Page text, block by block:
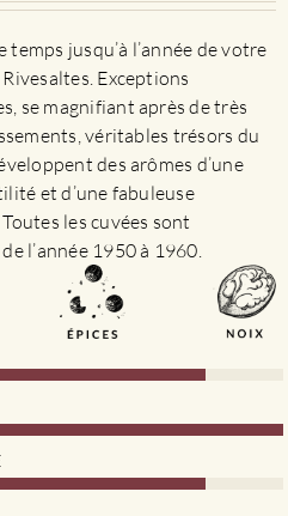
temps jusqu’à l’année de votre
Exceptions
se magnifiant après de très
véritables trésors du
des arômes d’une
et d’une fabuleuse
les cuvées sont
l’année 1950 à 1960.